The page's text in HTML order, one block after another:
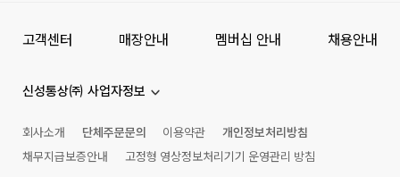
고객센터 매장안내 멤버십 안내 채용안내
신성통상㈜ 사업자정보
회사소개 단체주문문의 이용약관
개인정보처리방침
채무지급보증안내
고정형 영상정보처리기기 운영관리 방침